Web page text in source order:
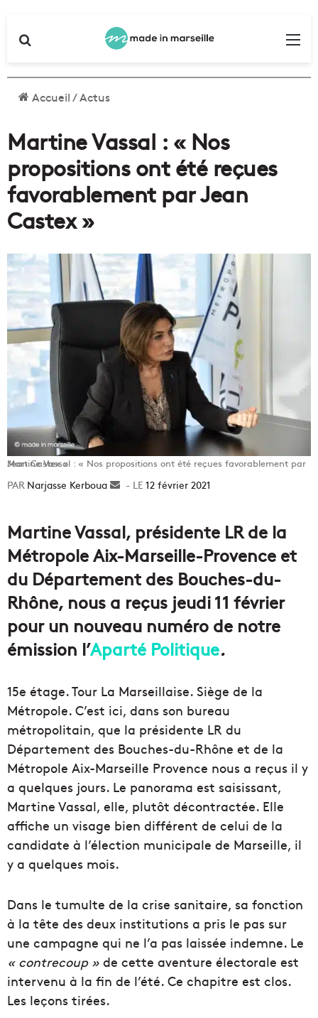
Accueil/Actus
Martine Vassal : « Nos
propositions ont été reçues
favorablement par Jean
Castex »
Martine Vassal : « Nos propositions ont été reçues favorablement par Jean Castex »
Narjasse Kerboua
Envoyer12 février 2021
Martine Vassal, présidente LR de la
Métropole Aix-Marseille-Provence et
du Département des Bouches-du-
Rhône, nous a reçus jeudi 11 février
pour un nouveau numéro de notre
émission l’Aparté Politique.
15e étage. Tour La Marseillaise. Siège de la
Métropole. C’est ici, dans son bureau
métropolitain, que la présidente LR du
Département des Bouches-du-Rhône et de la
Métropole Aix-Marseille Provence nous a reçus il y
a quelques jours. Le panorama est saisissant,
Martine Vassal, elle, plutôt décontractée. Elle
affiche un visage bien différent de celui de la
candidate à l’élection municipale de Marseille, il
y a quelques mois.
Dans le tumulte de la crise sanitaire, sa fonction
à la tête des deux institutions a pris le pas sur
une campagne qui ne l’a pas laissée indemne. Le
« contrecoup » de cette aventure électorale est
intervenu à la fin de l’été. Ce chapitre est clos.
Les leçons tirées.